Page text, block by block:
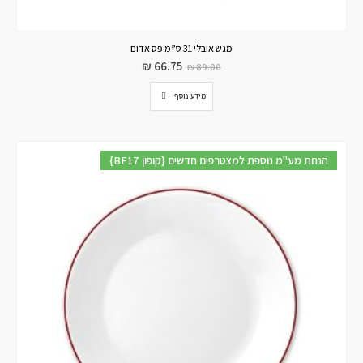
מגש אובלי 31 ס”מ פס אדום
₪89.00
₪ 66.75
מידע נוסף
{BF17 קופון} הנחת מע"מ נוספת למצטרפים חדשים